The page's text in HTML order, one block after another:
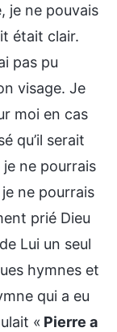
je ne pouvais
était clair.
pas pu
visage. Je
moi en cas
qu’il serait
je ne pourrais
ne pourrais
prié Dieu
Lui un seul
hymnes et
qui a eu
« Pierre a